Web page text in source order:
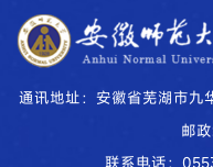
通讯地址：安徽省芜湖市九
邮
联系电话：